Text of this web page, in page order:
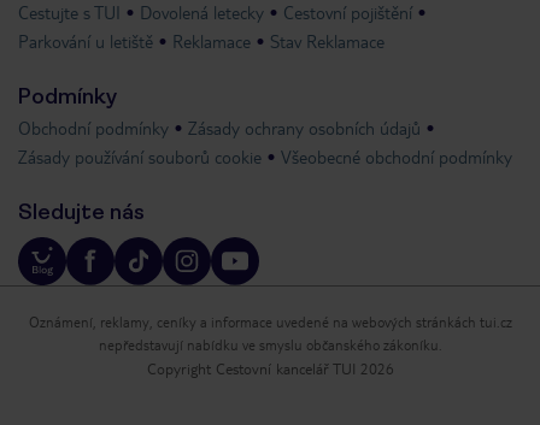
Cestujte s TUI Dovolená letecky
Cestovní pojištění
Parkování u letiště
Reklamace Stav Reklamace
Podmínky
Obchodní podmínky
Zásady ochrany osobních údajů
Zásady používání souborů cookie
Všeobecné obchodní podmínky
Sledujte nás
Oznámení, reklamy, ceníky a informace uvedené na webových stránkách tui.cz
nepředstavují nabídku ve smyslu občanského zákoníku.
Copyright Cestovní kancelář TUI 2026